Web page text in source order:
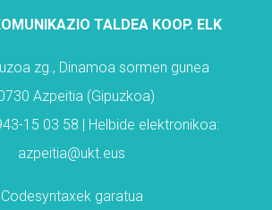
TALDEA KOOP. ELK
zg., Dinamoa sormen gunea
Azpeitia (Gipuzkoa)
15 03 58 | Helbide elektronikoa:
azpeitia@ukt.eus
Codesyntaxek garatua